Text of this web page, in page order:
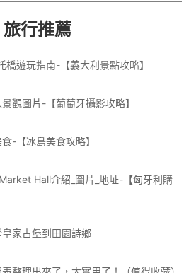
旅行推薦
遊玩指南-【義大利景點攻略】
觀圖片-【葡萄牙攝影攻略】
-【冰島美食攻略】
Hall介紹_圖片_地址-【匈牙利購
家古堡到田園詩鄉